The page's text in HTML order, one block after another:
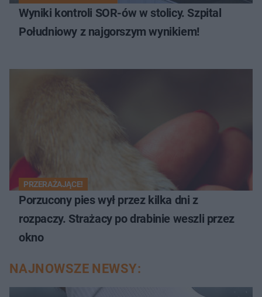
Wyniki kontroli SOR-ów w stolicy. Szpital
Południowy z najgorszym wynikiem!
PRZERAŻAJĄCE!
Porzucony pies wył przez kilka dni z
rozpaczy. Strażacy po drabinie weszli przez
okno
NAJNOWSZE NEWSY: